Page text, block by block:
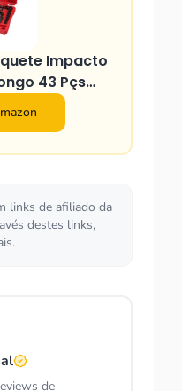
Impacto
43 Pçs…
links de afiliado da
destes links,
de